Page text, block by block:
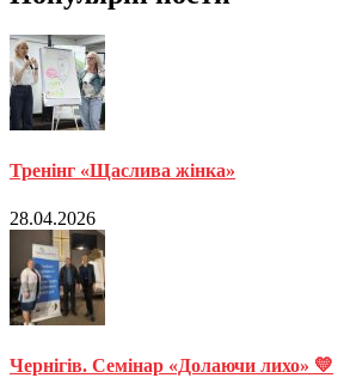
Тренінг «Щаслива жінка»
28.04.2026
Чернігів. Семінар «Долаючи лихо» 💛